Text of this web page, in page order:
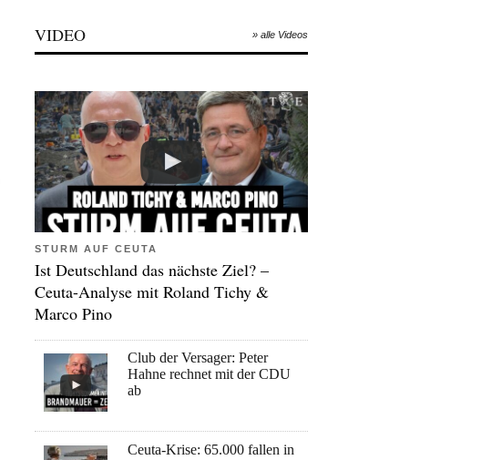
VIDEO » alle Videos
STURM AUF CEUTA
Ist Deutschland das nächste Ziel? –
Ceuta-Analyse mit Roland Tichy &
Marco Pino
Club der Versager: Peter
Hahne rechnet mit der CDU
ab
Ceuta-Krise: 65.000 fallen in